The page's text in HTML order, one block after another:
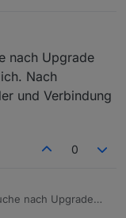
nach Upgrade
Nach
und Verbindung
0
nach Upgrade